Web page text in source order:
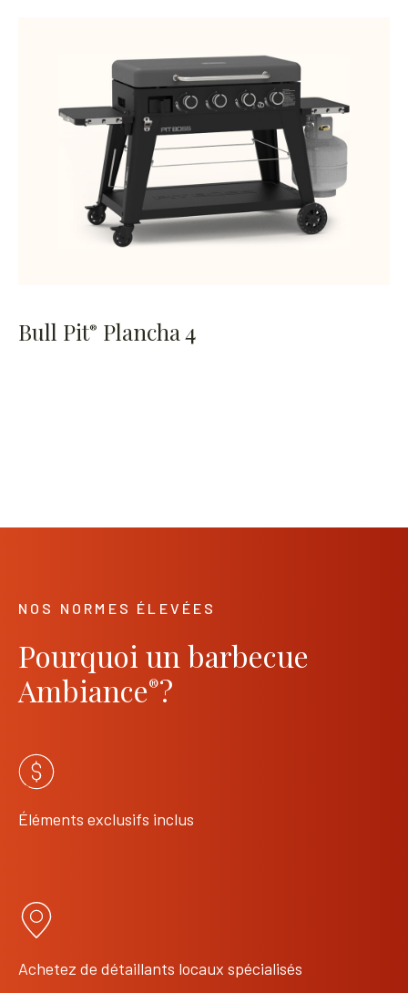
Bull Pit® Plancha 4
NOS NORMES ÉLEVÉES
Pourquoi un barbecue
Ambiance®?
Éléments exclusifs inclus
Achetez de détaillants locaux spécialisés